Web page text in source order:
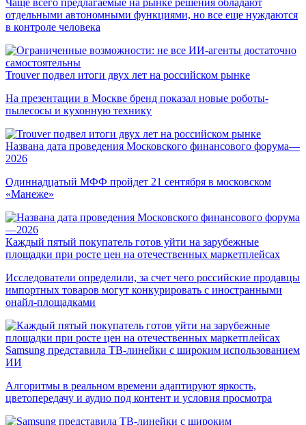
Чаще всего предлагаемые на рынке решения обладают
отдельными автономными функциями, но все еще нуждаются
в контроле человека
Trouver подвел итоги двух лет на российском рынке
На презентации в Москве бренд показал новые роботы-
пылесосы и кухонную технику
Названа дата проведения Московского финансового форума—
2026
Одиннадцатый МФФ пройдет 21 сентября в московском
«Манеже»
Каждый пятый покупатель готов уйти на зарубежные
площадки при росте цен на отечественных маркетплейсах
Исследователи определили, за счет чего российские продавцы
импортных товаров могут конкурировать с иностранными
онайл-площадками
Samsung представила ТВ-линейки с широким использованием
ИИ
Алгоритмы в реальном времени адаптируют яркость,
цветопередачу и аудио под контент и условия просмотра